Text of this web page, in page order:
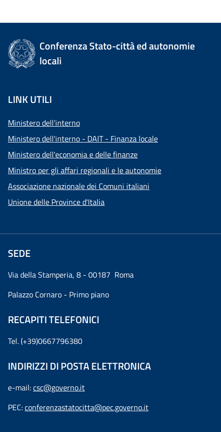
Conferenza Stato-città ed autonomie
locali
LINK UTILI
Ministero dell'interno
Ministero dell'interno - DAIT - Finanza locale
Ministero dell'economia e delle finanze
Ministro per gli affari regionali e le autonomie
Associazione nazionale dei Comuni italiani
Unione delle Province d'Italia
SEDE
Via della Stamperia, 8 - 00187 Roma
Palazzo Cornaro - Primo piano
RECAPITI TELEFONICI
Tel. (+39)0667796380
INDIRIZZI DI POSTA ELETTRONICA
e-mail:csc@governo.it
PEC:conferenzastatocitta@pec.governo.it